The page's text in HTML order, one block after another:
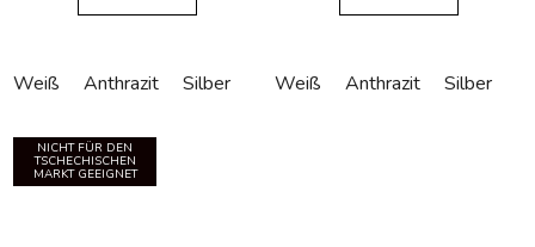
Weiß Anthrazit Silber Weiß Anthrazit Silber
NICHT FÜR DEN
TSCHECHISCHEN
MARKT GEEIGNET